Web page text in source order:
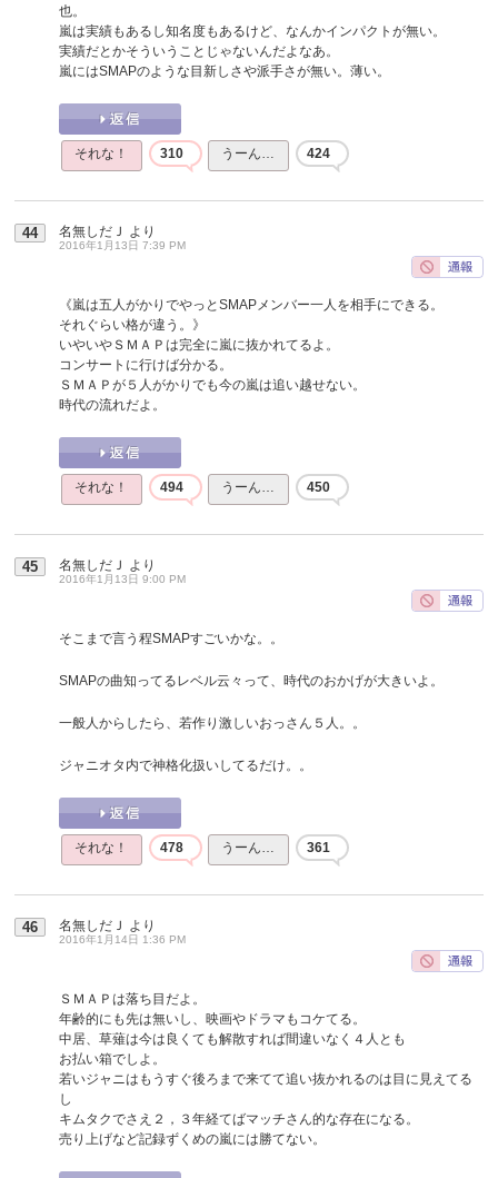
也。
嵐は実績もあるし知名度もあるけど、なんかインパクトが無い。
実績だとかそういうことじゃないんだよなあ。
嵐にはSMAPのような目新しさや派手さが無い。薄い。
それな！ 310 うーん… 424
44 名無しだＪ より
2016年1月13日 7:39 PM
《嵐は五人がかりでやっとSMAPメンバー一人を相手にできる。
それぐらい格が違う。》
いやいやＳＭＡＰは完全に嵐に抜かれてるよ。
コンサートに行けば分かる。
ＳＭＡＰが５人がかりでも今の嵐は追い越せない。
時代の流れだよ。
それな！ 494 うーん… 450
45 名無しだＪ より
2016年1月13日 9:00 PM
そこまで言う程SMAPすごいかな。。
SMAPの曲知ってるレベル云々って、時代のおかげが大きいよ。
一般人からしたら、若作り激しいおっさん５人。。
ジャニオタ内で神格化扱いしてるだけ。。
それな！ 478 うーん… 361
46 名無しだＪ より
2016年1月14日 1:36 PM
ＳＭＡＰは落ち目だよ。
年齢的にも先は無いし、映画やドラマもコケてる。
中居、草薙は今は良くても解散すれば間違いなく４人とも
お払い箱でしよ。
若いジャニはもうすぐ後ろまで来てて追い抜かれるのは目に見えてる
し
キムタクでさえ２，３年経てばマッチさん的な存在になる。
売り上げなど記録ずくめの嵐には勝てない。